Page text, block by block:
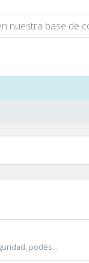
podés...